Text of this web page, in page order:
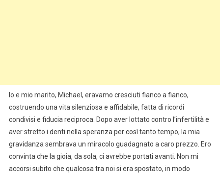
Io e mio marito, Michael, eravamo cresciuti fianco a fianco,
costruendo una vita silenziosa e affidabile, fatta di ricordi
condivisi e fiducia reciproca. Dopo aver lottato contro l’infertilità e
aver stretto i denti nella speranza per così tanto tempo, la mia
gravidanza sembrava un miracolo guadagnato a caro prezzo. Ero
convinta che la gioia, da sola, ci avrebbe portati avanti. Non mi
accorsi subito che qualcosa tra noi si era spostato, in modo